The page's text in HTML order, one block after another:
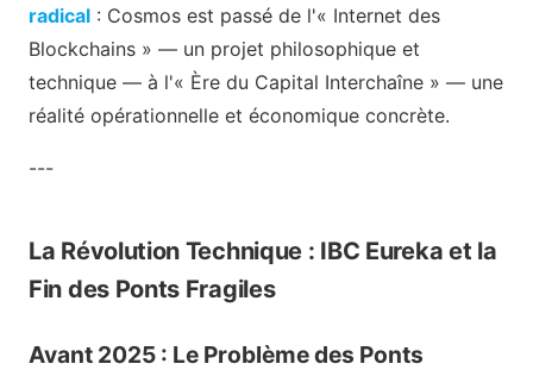
radical : Cosmos est passé de l'« Internet des
Blockchains » — un projet philosophique et
technique — à l'« Ère du Capital Interchaîne » — une
réalité opérationnelle et économique concrète.
---
La Révolution Technique : IBC Eureka et la
Fin des Ponts Fragiles
Avant 2025 : Le Problème des Ponts